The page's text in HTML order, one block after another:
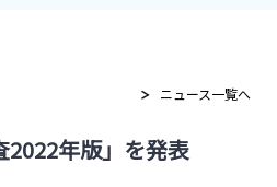
ニュース一覧へ
2022年版」を発表